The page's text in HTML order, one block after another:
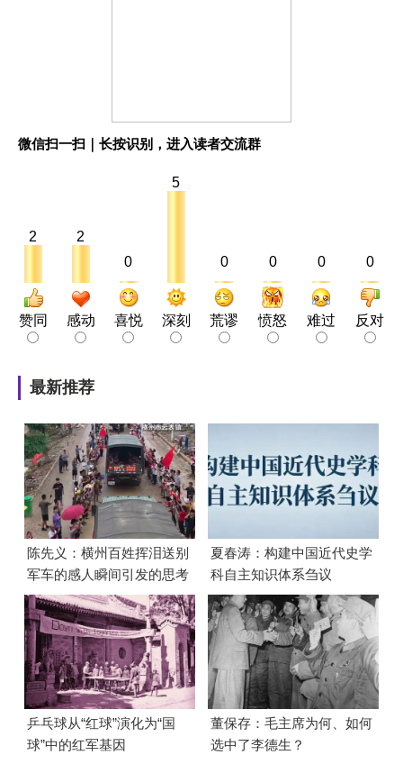
微信扫一扫｜长按识别，进入读者交流群
2
赞同
2
感动
0
喜悦
5
深刻
0
荒谬
0
愤怒
0
难过
0
反对
最新推荐
陈先义：横州百姓挥泪送别
军车的感人瞬间引发的思考
夏春涛：构建中国近代史学
科自主知识体系刍议
乒乓球从“红球”演化为“国
球”中的红军基因
董保存：毛主席为何、如何
选中了李德生？